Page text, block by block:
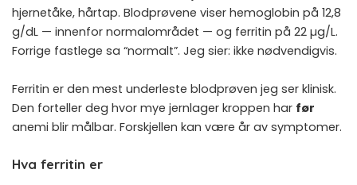
hjernetåke, hårtap. Blodprøvene viser hemoglobin på 12,8
g/dL — innenfor normalområdet — og ferritin på 22 µg/L.
Forrige fastlege sa “normalt”. Jeg sier: ikke nødvendigvis.
Ferritin er den mest underleste blodprøven jeg ser klinisk.
Den forteller deg hvor mye jernlager kroppen har før
anemi blir målbar. Forskjellen kan være år av symptomer.
Hva ferritin er